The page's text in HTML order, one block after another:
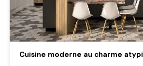
Cuisine moderne au charme